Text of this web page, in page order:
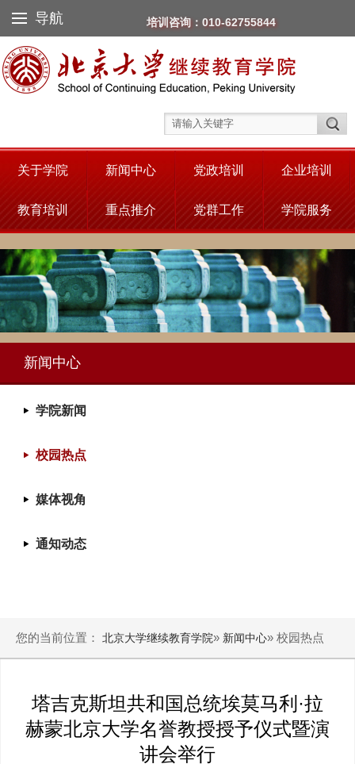
导航 培训咨询：010-62755844
关于学院 新闻中心 党政培训 企业培训
教育培训 重点推介 党群工作 学院服务
新闻中心
学院新闻
校园热点
媒体视角
通知动态
您的当前位置： 北京大学继续教育学院» 新闻中心» 校园热点
塔吉克斯坦共和国总统埃莫马利·拉
赫蒙北京大学名誉教授授予仪式暨演
讲会举行